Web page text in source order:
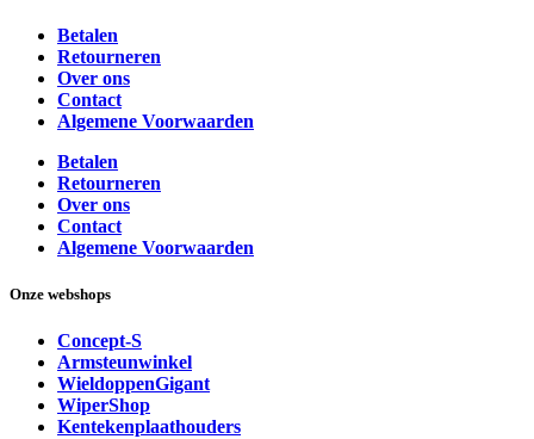
Betalen
Retourneren
Over ons
Contact
Algemene Voorwaarden
Betalen
Retourneren
Over ons
Contact
Algemene Voorwaarden
Onze webshops
Concept-S
Armsteunwinkel
WieldoppenGigant
WiperShop
Kentekenplaathouders